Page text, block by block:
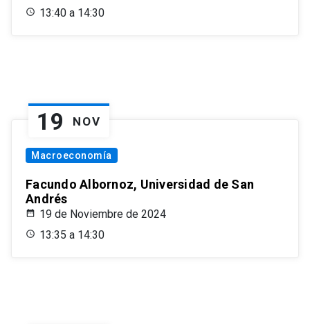
13:40 a 14:30
19 NOV
Macroeconomía
Facundo Albornoz, Universidad de San
Andrés
19 de Noviembre de 2024
13:35 a 14:30